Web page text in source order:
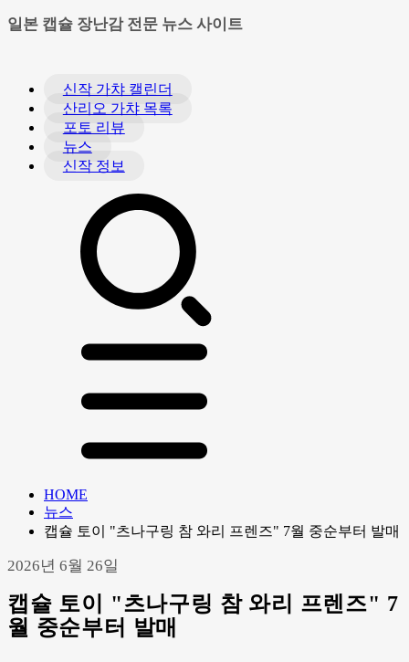
일본 캡슐 장난감 전문 뉴스 사이트
신작 가챠 캘린더
산리오 가챠 목록
포토 리뷰
뉴스
신작 정보
HOME
뉴스
캡슐 토이 "츠나구링 참 와리 프렌즈" 7월 중순부터 발매
2026년 6월 26일
캡슐 토이 "츠나구링 참 와리 프렌즈" 7
월 중순부터 발매